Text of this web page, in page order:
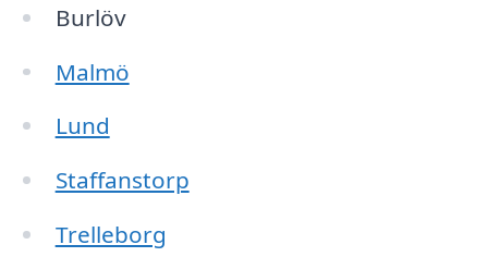
Burlöv
Malmö
Lund
Staffanstorp
Trelleborg